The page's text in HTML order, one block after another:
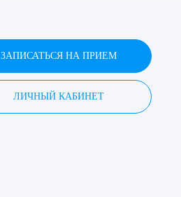
ЗАПИСАТЬСЯ НА ПРИЕМ
ЛИЧНЫЙ КАБИНЕТ